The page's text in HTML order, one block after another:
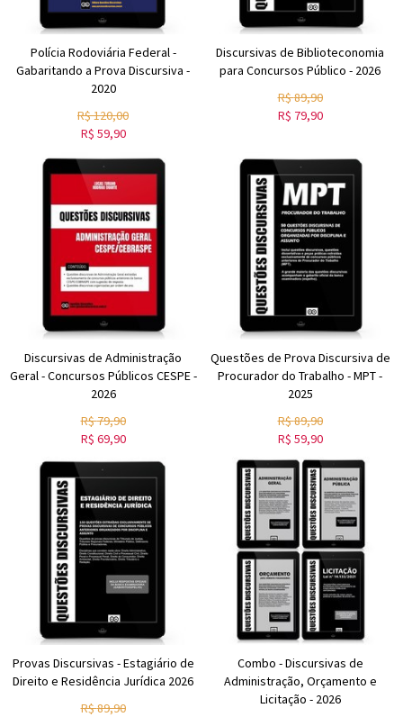
Polícia Rodoviária Federal -
Gabaritando a Prova Discursiva -
2020
R$120,00
R$ 59,90
Discursivas de Biblioteconomia
para Concursos Público - 2026
R$89,90
R$ 79,90
Discursivas de Administração
Geral - Concursos Públicos CESPE -
2026
R$79,90
R$ 69,90
Questões de Prova Discursiva de
Procurador do Trabalho - MPT -
2025
R$89,90
R$ 59,90
Provas Discursivas - Estagiário de
Direito e Residência Jurídica 2026
R$89,90
Combo - Discursivas de
Administração, Orçamento e
Licitação - 2026